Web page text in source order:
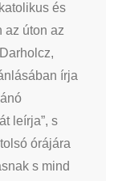
és
az úton az
írja
leírja”, s
órájára
s mind